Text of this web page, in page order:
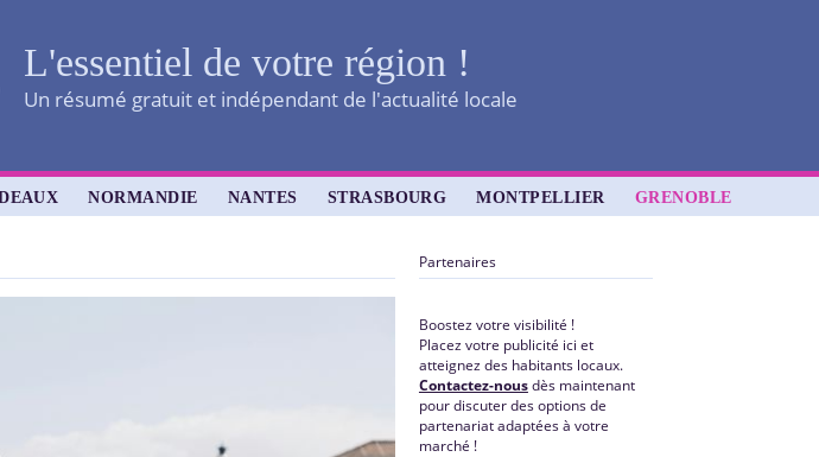
L'essentiel de votre région !
Un résumé gratuit et indépendant de l'actualité locale
NORMANDIE NANTES STRASBOURG MONTPELLIER GRENOBLE
Partenaires
Boostez votre visibilité !
Placez votre publicité ici et
atteignez des habitants locaux.
Contactez-nousdès maintenant
pour discuter des options de
partenariat adaptées à votre
marché !